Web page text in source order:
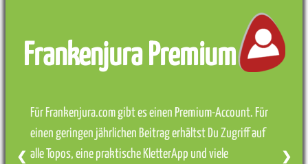
Frankenjura Premium
Für Frankenjura.com gibt es einen Premium-Account. Für
einen geringen jährlichen Beitrag erhältst Du Zugriff auf
alle Topos, eine praktische KletterApp und viele
❮ ❯